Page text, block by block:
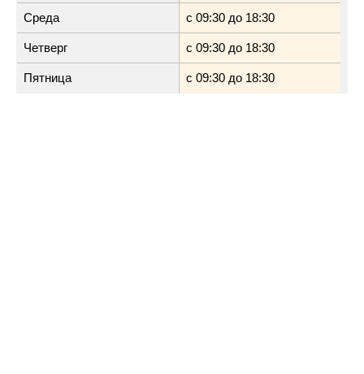
Среда с 09:30 до 18:30
Четверг с 09:30 до 18:30
Пятница с 09:30 до 18:30